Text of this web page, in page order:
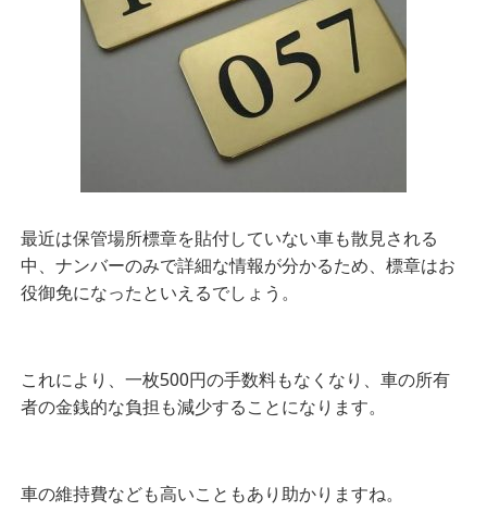
最近は保管場所標章を貼付していない車も散見される
中、ナンバーのみで詳細な情報が分かるため、標章はお
役御免になったといえるでしょう。
これにより、一枚500円の手数料もなくなり、車の所有
者の金銭的な負担も減少することになります。
車の維持費なども高いこともあり助かりますね。